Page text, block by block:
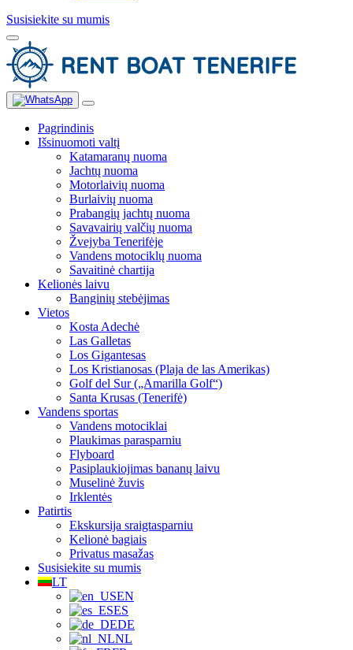
Susisiekite su mumis
Pagrindinis
Išsinuomoti valtį
Katamaranų nuoma
Jachtų nuoma
Motorlaivių nuoma
Burlaivių nuoma
Prabangių jachtų nuoma
Savavairių valčių nuoma
Žvejyba Tenerifėje
Vandens motociklų nuoma
Savaitinė chartija
Kelionės laivu
Banginių stebėjimas
Vietos
Kosta Adechė
Las Galletas
Los Gigantesas
Los Kristianosas (Plaja de las Amerikas)
Golf del Sur („Amarilla Golf“)
Santa Krusas (Tenerifė)
Vandens sportas
Vandens motociklai
Plaukimas parasparniu
Flyboard
Pasiplaukiojimas bananų laivu
Muselinė žuvis
Irklentės
Patirtis
Ekskursija sraigtasparniu
Kelionė bagiais
Privatus masažas
Susisiekite su mumis
LT
EN
ES
DE
NL